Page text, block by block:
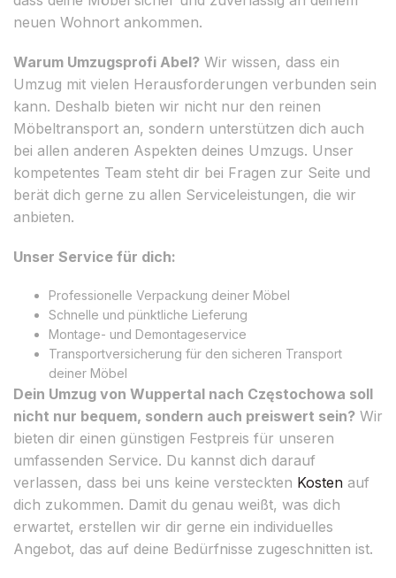
neuen Wohnort ankommen.
Warum Umzugsprofi Abel? Wir wissen, dass ein
Umzug mit vielen Herausforderungen verbunden sein
kann. Deshalb bieten wir nicht nur den reinen
Möbeltransport an, sondern unterstützen dich auch
bei allen anderen Aspekten deines Umzugs. Unser
kompetentes Team steht dir bei Fragen zur Seite und
berät dich gerne zu allen Serviceleistungen, die wir
anbieten.
Unser Service für dich:
Professionelle Verpackung deiner Möbel
Schnelle und pünktliche Lieferung
Montage- und Demontageservice
Transportversicherung für den sicheren Transport
deiner Möbel
Dein Umzug von Wuppertal nach Częstochowa soll
nicht nur bequem, sondern auch preiswert sein? Wir
bieten dir einen günstigen Festpreis für unseren
umfassenden Service. Du kannst dich darauf
verlassen, dass bei uns keine versteckten Kosten auf
dich zukommen. Damit du genau weißt, was dich
erwartet, erstellen wir dir gerne ein individuelles
Angebot, das auf deine Bedürfnisse zugeschnitten ist.